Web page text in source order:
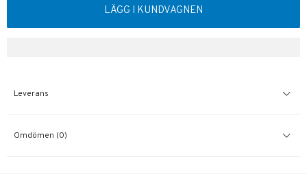
LÄGG I KUNDVAGNEN
Leverans
Omdömen (0)